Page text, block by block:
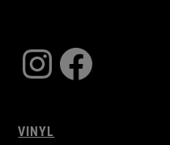
Instagram
VINYL